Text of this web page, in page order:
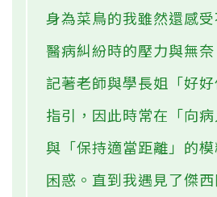
身為菜鳥的我雖然還感
醫病糾紛時的壓力與無
記著老師與學長姐「好
指引，因此時常在「向病
與「保持適當距離」的
困惑。直到我遇見了傑西